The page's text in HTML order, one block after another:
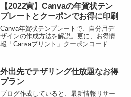
【2022寅】Canvaの年賀状テン
プレートとクーポンでお得に印刷
Canva年賀状テンプレートで、自分用デ
ザインの作成方法を解説。更に、お得情
報「Canvaプリント」クーポンコードを
したよ！
外出先でテザリング仕放題なお得
プラン
ブログ作成していると、最新情報リサー